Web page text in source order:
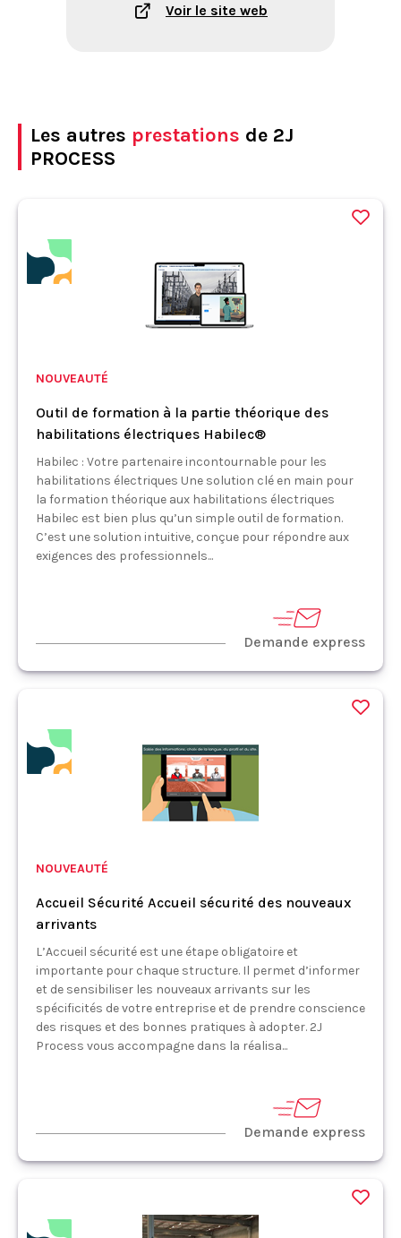
Voir le site web
Les autres prestations de 2J
PROCESS
NOUVEAUTÉ
Outil de formation à la partie théorique des
habilitations électriques Habilec®
Habilec : Votre partenaire incontournable pour les
habilitations électriques Une solution clé en main pour
la formation théorique aux habilitations électriques
Habilec est bien plus qu’un simple outil de formation.
C’est une solution intuitive, conçue pour répondre aux
exigences des professionnels...
Demande express
NOUVEAUTÉ
Accueil Sécurité Accueil sécurité des nouveaux
arrivants
L’Accueil sécurité est une étape obligatoire et
importante pour chaque structure. Il permet d’informer
et de sensibiliser les nouveaux arrivants sur les
spécificités de votre entreprise et de prendre conscience
des risques et des bonnes pratiques à adopter. 2J
Process vous accompagne dans la réalisa...
Demande express